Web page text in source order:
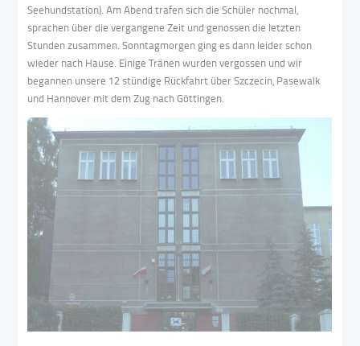
Seehundstation). Am Abend trafen sich die Schüler nochmal,
sprachen über die vergangene Zeit und genossen die letzten
Stunden zusammen. Sonntagmorgen ging es dann leider schon
wieder nach Hause. Einige Tränen wurden vergossen und wir
begannen unsere 12 stündige Rückfahrt über Szczecin, Pasewalk
und Hannover mit dem Zug nach Göttingen.